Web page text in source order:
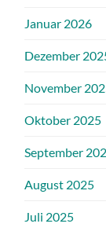
Januar 2026
Dezember
November
Oktober 2025
September
August 2025
Juli 2025